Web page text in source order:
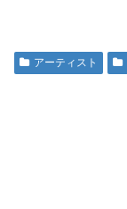
アーティスト